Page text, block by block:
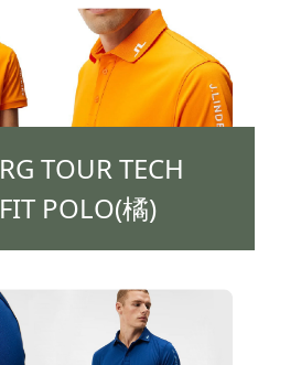
TOUR TECH
POLO(橘)